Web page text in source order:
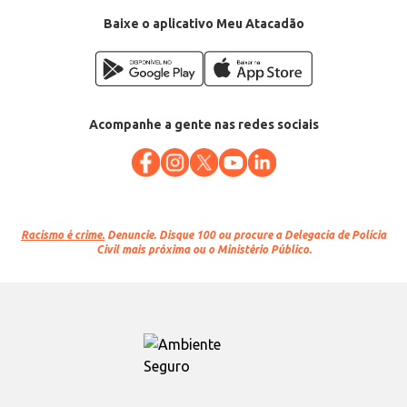
Baixe o aplicativo Meu Atacadão
Acompanhe a gente nas redes sociais
Racismo é crime. Denuncie. Disque 100 ou procure a Delegacia de Polícia
Civil mais próxima ou o Ministério Público.